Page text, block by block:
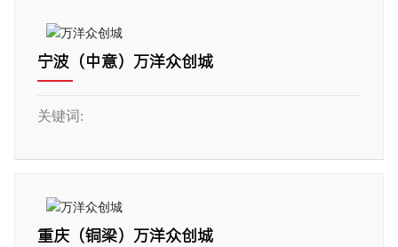
宁波（中意）万洋众创城
关键词:
重庆（铜梁）万洋众创城